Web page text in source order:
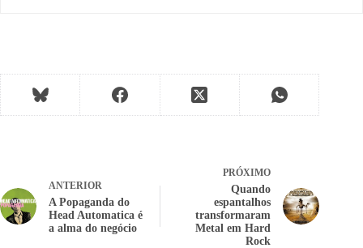
ANTERIOR
A Popaganda do
Head Automatica é
a alma do negócio
PRÓXIMO
Quando
espantalhos
transformaram
Metal em Hard
Rock